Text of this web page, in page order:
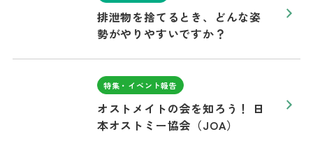
排泄物を捨てるとき、どんな姿
勢がやりやすいですか？
特集・イベント報告
オストメイトの会を知ろう！ 日
本オストミー協会（JOA）